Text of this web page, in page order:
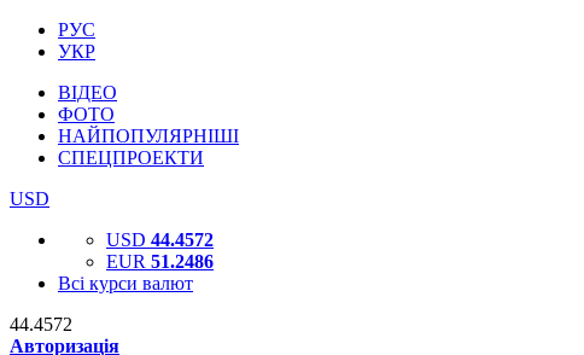
РУС
УКР
ВІДЕО
ФОТО
НАЙПОПУЛЯРНІШІ
СПЕЦПРОЕКТИ
USD
USD 44.4572
EUR 51.2486
Всі курси валют
44.4572
Авторизація